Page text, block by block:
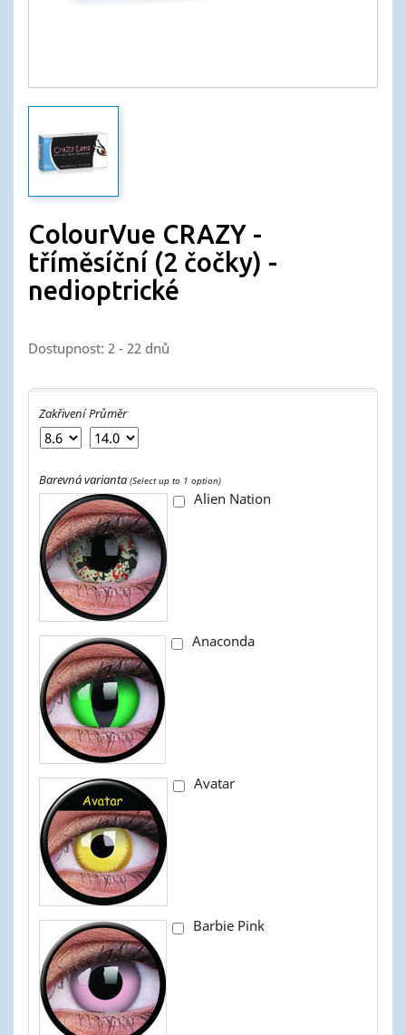
ColourVue CRAZY -
tříměsíční (2 čočky) -
nedioptrické
Dostupnost: 2 - 22 dnů
Zakřivení Průměr
Barevná varianta (Select up to 1 option)
Alien Nation
Anaconda
Avatar
Barbie Pink